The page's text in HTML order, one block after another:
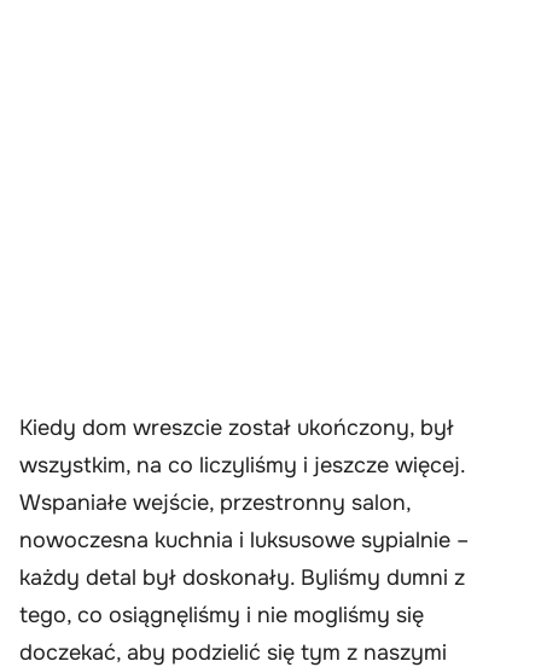
Kiedy dom wreszcie został ukończony, był
wszystkim, na co liczyliśmy i jeszcze więcej.
Wspaniałe wejście, przestronny salon,
nowoczesna kuchnia i luksusowe sypialnie –
każdy detal był doskonały. Byliśmy dumni z
tego, co osiągnęliśmy i nie mogliśmy się
doczekać, aby podzielić się tym z naszymi